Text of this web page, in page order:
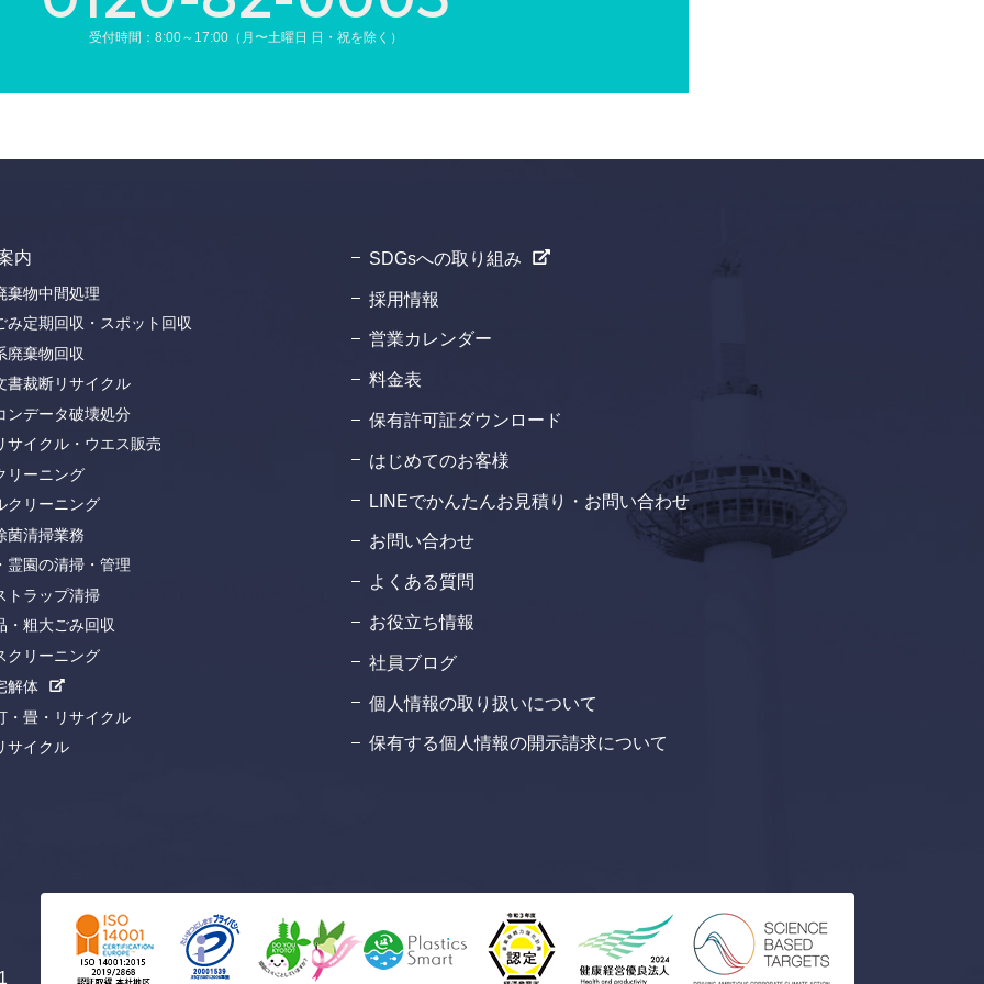
受付時間：8:00～17:00（月〜土曜日 日・祝を除く）
内
棄物中間処理
み定期回収・スポット回収
廃棄物回収
書裁断リサイクル
ンデータ破壊処分
サイクル・ウエス販売
リーニング
クリーニング
菌清掃業務
霊園の清掃・管理
トラップ清掃
・粗大ごみ回収
クリーニング
解体
・畳・リサイクル
サイクル
SDGsへの取り組み
採用情報
営業カレンダー
料金表
保有許可証ダウンロード
はじめてのお客様
LINEでかんたんお見積り・お問い合わせ
お問い合わせ
よくある質問
お役立ち情報
社員ブログ
個人情報の取り扱いについて
保有する個人情報の開示請求について